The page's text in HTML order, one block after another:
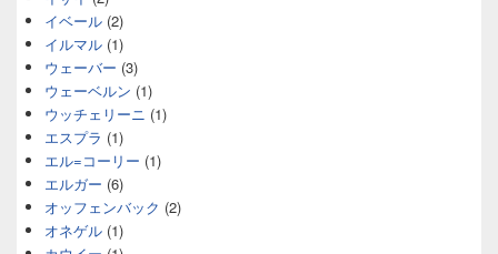
イベール (2)
イルマル (1)
ウェーバー (3)
ウェーベルン (1)
ウッチェリーニ (1)
エスプラ (1)
エル=コーリー (1)
エルガー (6)
オッフェンバック (2)
オネゲル (1)